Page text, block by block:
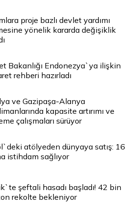
proje bazlı devlet yardımı
yönelik kararda değişiklik
Bakanlığı Endonezya`ya ilişkin
rehberi hazırladı
ve Gazipaşa-Alanya
kapasite artırımı ve
çalışmaları sürüyor
atölyeden dünyaya satış: 16
istihdam sağlıyor
şeftali hasadı başladı! 42 bin
rekolte bekleniyor